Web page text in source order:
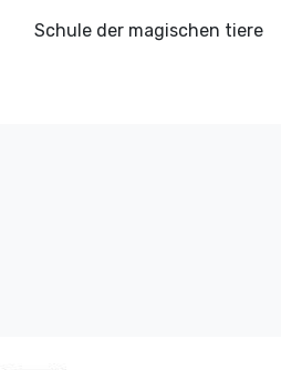
Schule der magischen tiere